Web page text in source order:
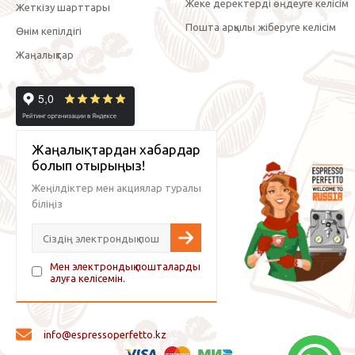
Жеткізу шарттары
Өнім кепілдігі
Жаңалықтар
Жеке деректерді өңдеуге келісім
Пошта арқылы жіберуге келісім
Жаңалықтардан хабардар
болып отырыңыз!
Жеңілдіктер мен акциялар туралы
біліңіз
Мен электрондық пошталарды
алуға келісемін.
info@espressoperfetto.kz